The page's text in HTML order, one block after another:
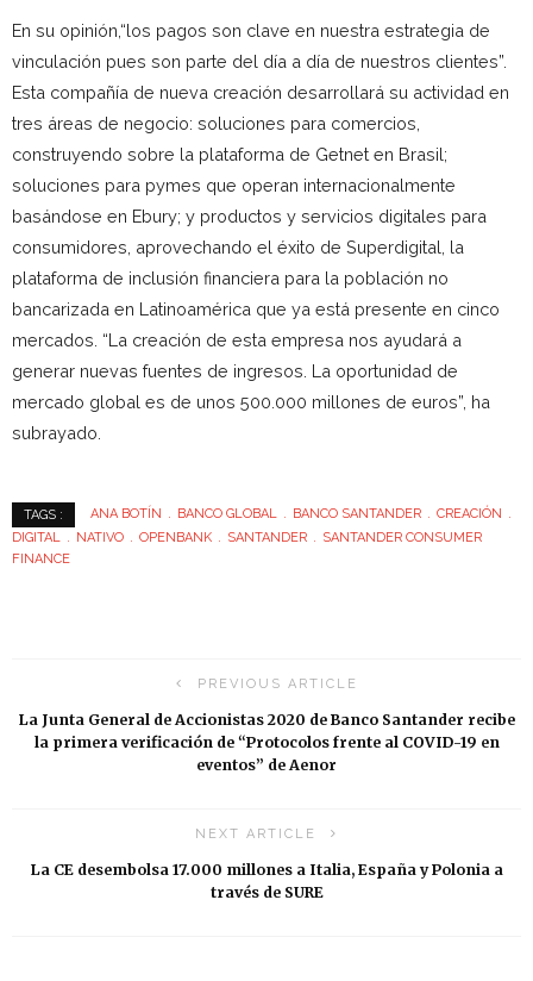
En su opinión,“los pagos son clave en nuestra estrategia de
vinculación pues son parte del día a día de nuestros clientes”.
Esta compañía de nueva creación desarrollará su actividad en
tres áreas de negocio: soluciones para comercios,
construyendo sobre la plataforma de Getnet en Brasil;
soluciones para pymes que operan internacionalmente
basándose en Ebury; y productos y servicios digitales para
consumidores, aprovechando el éxito de Superdigital, la
plataforma de inclusión financiera para la población no
bancarizada en Latinoamérica que ya está presente en cinco
mercados. “La creación de esta empresa nos ayudará a
generar nuevas fuentes de ingresos. La oportunidad de
mercado global es de unos 500.000 millones de euros”, ha
subrayado.
TAGS : ANA BOTÍN BANCO GLOBAL BANCO SANTANDER
CREACIÓN
DIGITAL
NATIVO OPENBANK SANTANDER
SANTANDER CONSUMER
FINANCE
PREVIOUS ARTICLE
La Junta General de Accionistas 2020 de Banco Santander recibe
la primera verificación de “Protocolos frente al COVID-19 en
eventos” de Aenor
NEXT ARTICLE
La CE desembolsa 17.000 millones a Italia, España y Polonia a
través de SURE